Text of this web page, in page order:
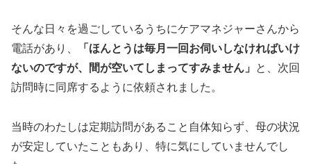
そんな日々を過ごしているうちにケアマネジャーさんから
電話があり、
「ほんとうは毎月一回お伺いしなければいけ
ないのですが、間が空いてしまってすみません」
と、次回
訪問時に同席するように依頼されました。
当時のわたしは定期訪問があること自体知らず、母の状況
が安定していたこともあり、特に気にしていませんでし